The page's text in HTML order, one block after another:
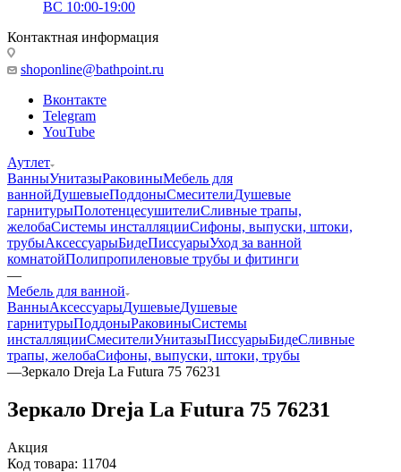
ВС 10:00-19:00
Контактная информация
shoponline@bathpoint.ru
Вконтакте
Telegram
YouTube
Аутлет
ВанныУнитазыРаковиныМебель для
ваннойДушевыеПоддоныСмесителиДушевые
гарнитурыПолотенцесушителиСливные трапы,
желобаСистемы инсталляцииСифоны, выпуски, штоки,
трубыАксессуарыБидеПиссуарыУход за ванной
комнатойПолипропиленовые трубы и фитинги
—
Мебель для ванной
ВанныАксессуарыДушевыеДушевые
гарнитурыПоддоныРаковиныСистемы
инсталляцииСмесителиУнитазыПиссуарыБидеСливные
трапы, желобаСифоны, выпуски, штоки, трубы
—Зеркало Dreja La Futura 75 76231
Зеркало Dreja La Futura 75 76231
Акция
Код товара: 11704